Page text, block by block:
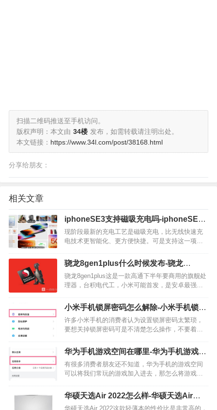
扫描二维码推送至手机访问。
版权声明：本文由 34楼 发布，如需转载请注明出处。
本文链接： https://www.34l.com/post/38168.html
分享给朋友：
相关文章
iphoneSE3支持磁吸充电吗-iphoneSE3
可以无线充电吗
现阶段最新的充电工艺是磁吸充电，比无线快速充
电技术更智能化、更方便快捷。可是支持这一项技
充电？它支持无线快速充电技术吗？小编梳理了一
点相关内容推荐给各位哦! iphoneSE3支持…
骁龙8gen1plus什么时候发布-骁龙
8gen1plus最新消息
骁龙8gen1plus这是一款高通下半年要商用的旗舰处
理器，台积电代工，小米可能首发，是安卓最强
况的吧，下面小编就给大家带来了详细介绍。 1、骁
龙8Gen1Plus发布时间 骁…
小米手机锁屏密码怎么解除-小米手机锁屏
密关闭教程
许多小米手机的消费者认为设置锁屏密码太繁琐，
要想关掉锁屏密码可是不清楚怎么操作，不要着
闭教程吧，希望可以帮助到各位！ 小米手机取消密
码解锁的教程 1、从设置菜单中点击密码与安全。…
华为手机游戏空间在哪里-华为手机游戏空
间怎么添加应用
有很多消费者朋友还不知道，华为手机的游戏空间
可以将我们常玩的游戏加入进去，那怎么将游戏加
兴趣的我们一起来瞧瞧吧，期待可以帮到各位！ 华
为手机游戏空间添加游戏的步骤 1、从设置菜单的最
华硕天选Air 2022怎么样-华硕天选Air
2022参数配置
华硕天选Air 2022这款轻薄本的性价比是非常高的，